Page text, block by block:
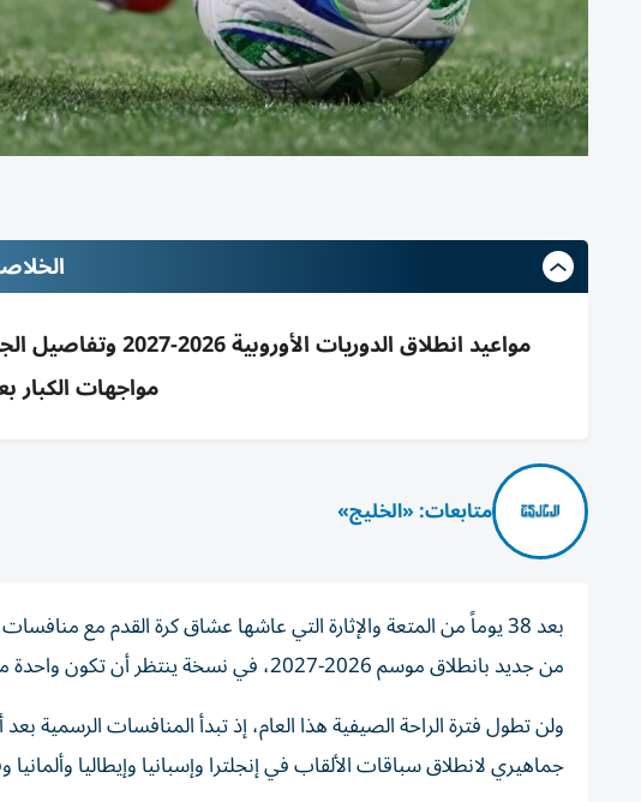
مواعيد انطلاق
مواجهات الكبار
متابعات: «الخليج»
من جديد بانطلاق موسم 2026-2027، في نسخة ينتظر أن تكون واحدة من أكثر المواسم سخونة في السنوات الأخيرة.
ولن تطول فترة الراحة الصيفية هذا العام، إذ تبدأ المنافسات
جماهيري لانطلاق سباقات الألقاب في إنجلترا وإسبانيا وإيطاليا